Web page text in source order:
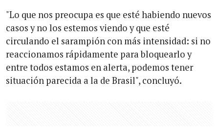
"Lo que nos preocupa es que esté habiendo nuevos
casos y no los estemos viendo y que esté
circulando el sarampión con más intensidad: si no
reaccionamos rápidamente para bloquearlo y
entre todos estamos en alerta, podemos tener
situación parecida a la de Brasil", concluyó.